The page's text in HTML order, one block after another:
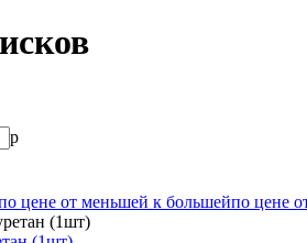
р
цене от меньшей к большейпо цене